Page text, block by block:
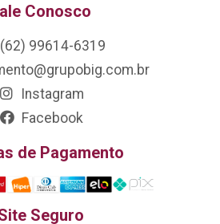
Conosco
(62) 99614-6319
Instagram
Facebook
de Pagamento
Seguro